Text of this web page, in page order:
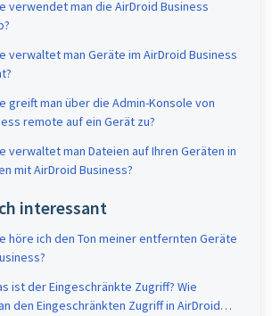
verwendet man die AirDroid Business
verwaltet man Geräte im AirDroid Business
greift man über die Admin-Konsole von
remote auf ein Gerät zu?
verwaltet man Dateien auf Ihren Geräten in
mit AirDroid Business?
interessant
höre ich den Ton meiner entfernten Geräte
ist der Eingeschränkte Zugriff? Wie
den Eingeschränkten Zugriff in AirDroid